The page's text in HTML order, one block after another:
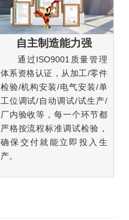
自主制造能力强
通过ISO9001质量管理
体系资格认证，从加工/零件
检验/机构安装/电气安装/单
工位调试/自动调试/试生产/
厂内验收等，每一个环节都
严格按流程标准调试检验，
确保交付就能立即投入生
产。